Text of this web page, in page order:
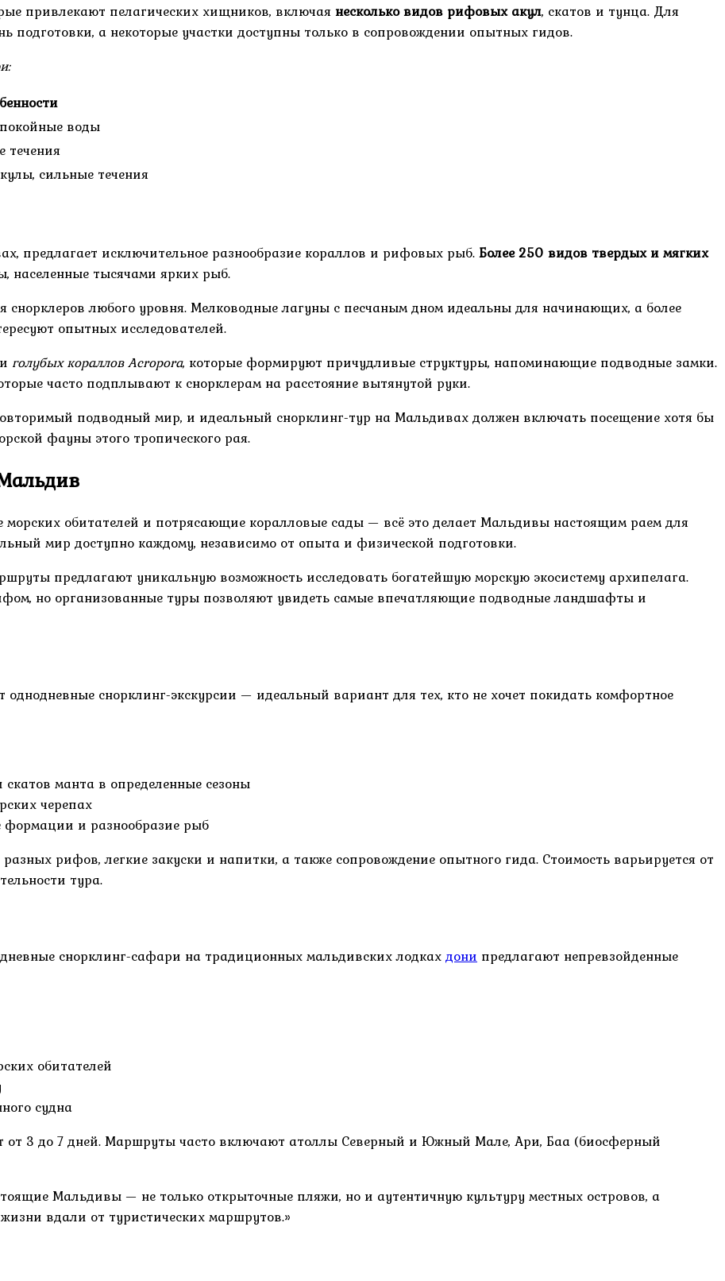
привлекают пелагических хищников, включаянесколько видов рифовых акул, скатов и тунца. Для
подготовки, а некоторые участки доступны только в сопровождении опытных гидов.
воды
течения
сильные течения
предлагает исключительное разнообразие кораллов и рифовых рыб.Более 250 видов твердых и мягких
населенные тысячами ярких рыб.
снорклеров любого уровня. Мелководные лагуны с песчаным дном идеальны для начинающих, а более
опытных исследователей.
голубых кораллов Acropora, которые формируют причудливые структуры, напоминающие подводные замки.
часто подплывают к снорклерам на расстояние вытянутой руки.
подводный мир, и идеальный снорклинг-тур на Мальдивах должен включать посещение хотя бы
фауны этого тропического рая.
морских обитателей и потрясающие коралловые сады — всё это делает Мальдивы настоящим раем для
мир доступно каждому, независимо от опыта и физической подготовки.
предлагают уникальную возможность исследовать богатейшую морскую экосистему архипелага.
но организованные туры позволяют увидеть самые впечатляющие подводные ландшафты и
снорклинг-экскурсии — идеальный вариант для тех, кто не хочет покидать комфортное
манта в определенные сезоны
черепах
и разнообразие рыб
рифов, легкие закуски и напитки, а также сопровождение опытного гида. Стоимость варьируется от
тура.
снорклинг-сафари на традиционных мальдивских лодкахдони предлагают непревзойденные
обитателей
судна
от 3 до 7 дней. Маршруты часто включают атоллы Северный и Южный Мале, Ари, Баа (биосферный
Мальдивы — не только открыточные пляжи, но и аутентичную культуру местных островов, а
вдали от туристических маршрутов.»